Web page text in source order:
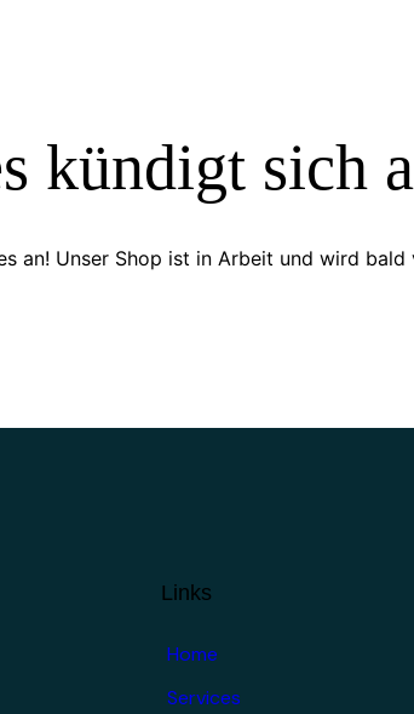
kündigt sich
an! Unser Shop ist in Arbeit und wird
Links
Home
Services